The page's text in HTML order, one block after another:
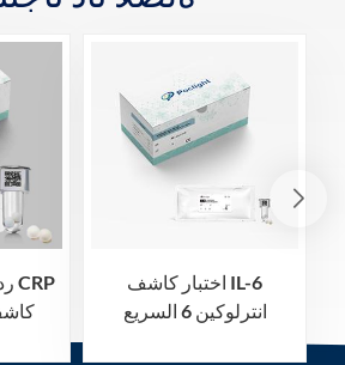
اختبار كاشف IL-6
انترلوكين 6 السريع